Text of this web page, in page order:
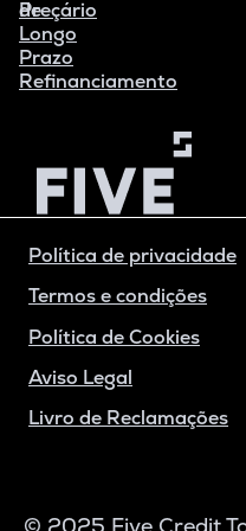
de
Longo
Prazo
Refinanciamento
Preçário
Política de privacidade
Termos e condições
Política de Cookies
Aviso Legal
Livro de Reclamações
© 2025 Five Credit